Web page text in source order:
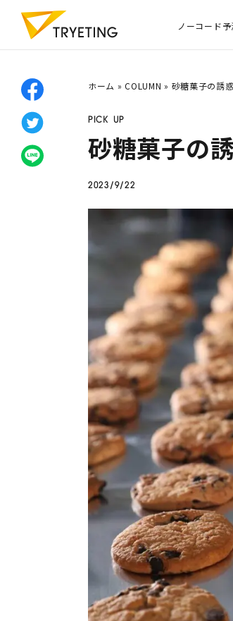
ノーコード
ホーム »COLUMN » 砂糖菓子の誘
PICK UP
砂糖菓子の
2023/9/22